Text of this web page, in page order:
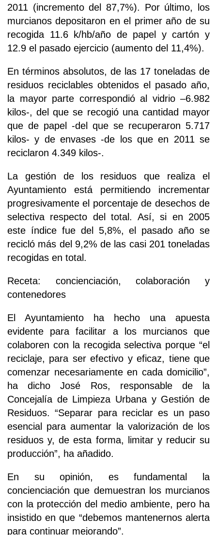
2011 (incremento del 87,7%). Por último, los
murcianos depositaron en el primer año de su
recogida 11.6 k/hb/año de papel y cartón y
12.9 el pasado ejercicio (aumento del 11,4%).
En términos absolutos, de las 17 toneladas de
residuos reciclables obtenidos el pasado año,
la mayor parte correspondió al vidrio –6.982
kilos-, del que se recogió una cantidad mayor
que de papel -del que se recuperaron 5.717
kilos- y de envases -de los que en 2011 se
reciclaron 4.349 kilos-.
La gestión de los residuos que realiza el
Ayuntamiento está permitiendo incrementar
progresivamente el porcentaje de desechos de
selectiva respecto del total. Así, si en 2005
este índice fue del 5,8%, el pasado año se
recicló más del 9,2% de las casi 201 toneladas
recogidas en total.
Receta: concienciación, colaboración y
contenedores
El Ayuntamiento ha hecho una apuesta
evidente para facilitar a los murcianos que
colaboren con la recogida selectiva porque “el
reciclaje, para ser efectivo y eficaz, tiene que
comenzar necesariamente en cada domicilio”,
ha dicho José Ros, responsable de la
Concejalía de Limpieza Urbana y Gestión de
Residuos. “Separar para reciclar es un paso
esencial para aumentar la valorización de los
residuos y, de esta forma, limitar y reducir su
producción”, ha añadido.
En su opinión, es fundamental la
concienciación que demuestran los murcianos
con la protección del medio ambiente, pero ha
insistido en que “debemos mantenernos alerta
para continuar mejorando”.